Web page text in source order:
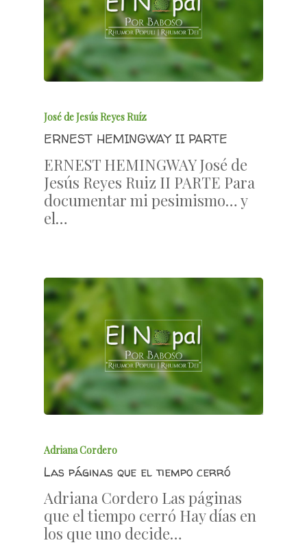
José de Jesús Reyes Ruíz
ERNEST HEMINGWAY II PARTE
ERNEST HEMINGWAY José de
Jesús Reyes Ruiz II PARTE Para
documentar mi pesimismo… y
el…
Adriana Cordero
Las páginas que el tiempo cerró
Adriana Cordero Las páginas
que el tiempo cerró Hay días en
los que uno decide…